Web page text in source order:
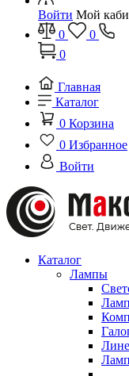
Войти Мой
0
0
0
Главная
Каталог
0 Корзина
0 Избранное
Войти
Каталог
Лампы